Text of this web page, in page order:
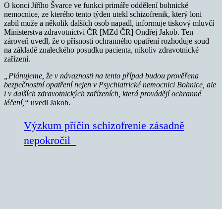
O konci Jiřího Švarce ve funkci primáře oddělení bohnické
nemocnice, ze kterého tento týden utekl schizofrenik, který loni
zabil muže a několik dalších osob napadl, informuje tiskový mluvčí
Ministerstva zdravotnictví ČR [MZd ČR] Ondřej Jakob. Ten
zároveň uvedl, že o přísnosti ochranného opatření rozhoduje soud
na základě znaleckého posudku pacienta, nikoliv zdravotnické
zařízení.
„Plánujeme, že v návaznosti na tento případ budou prověřena
bezpečnostní opatření nejen v Psychiatrické nemocnici Bohnice, ale
i v dalších zdravotnických zařízeních, která provádějí ochranné
léčení,“ uvedl Jakob.
Výzkum příčin schizofrenie zásadně
nepokročil